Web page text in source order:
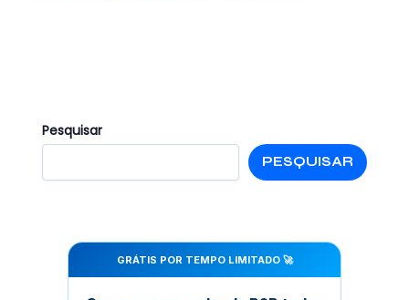
Pesquisar
PESQUISAR
GRÁTIS POR TEMPO LIMITADO 🚀